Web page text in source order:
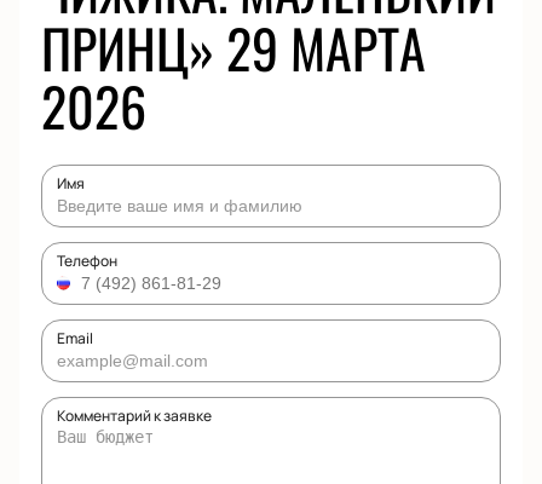
ПРИНЦ» 29 МАРТА
2026
Имя
Телефон
Email
Комментарий к заявке